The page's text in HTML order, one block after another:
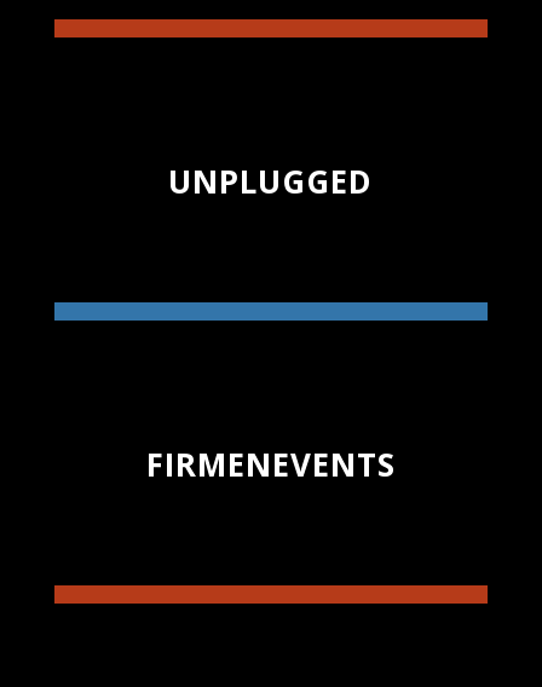
UNPLUGGED
FIRMENEVENTS